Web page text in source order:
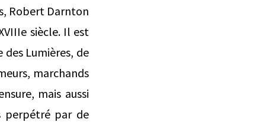
Robert Darnton
siècle. Il est
Lumières, de
marchands
mais aussi
perpétré par de